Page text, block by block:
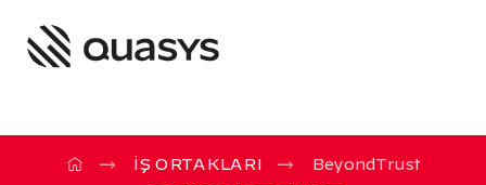
İŞ ORTAKLARI BeyondTrust